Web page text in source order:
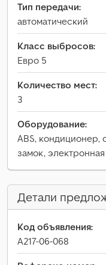
Тип передачи:
автоматический
Класс выбросов:
Евро 5
Количество мест:
3
Оборудование:
ABS, кондиционер,
замок,
Детали
Код объявления:
A217-06-068